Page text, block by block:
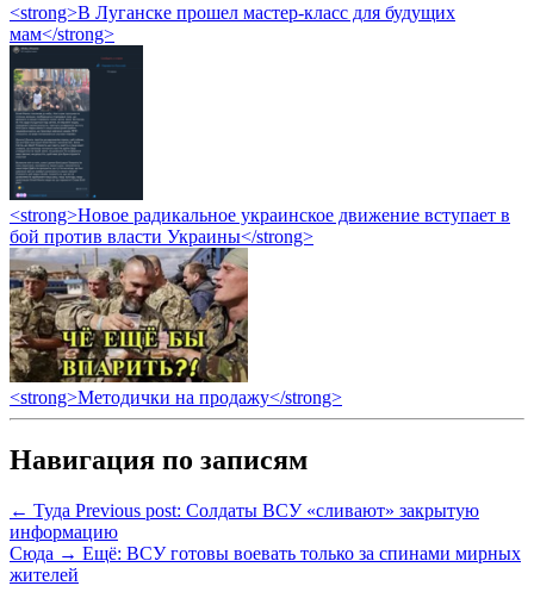
<strong>В Луганске прошел мастер-класс для будущих
мам</strong>
<strong>Новое радикальное украинское движение вступает в
бой против власти Украины</strong>
<strong>Методички на продажу</strong>
Навигация по записям
← Туда Previous post: Солдаты ВСУ «сливают» закрытую
информацию
Сюда → Ещё: ВСУ готовы воевать только за спинами мирных
жителей